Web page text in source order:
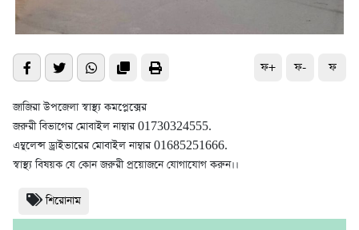
ফ+ ফ- ফ
জাজিরা উপজেলা স্বাস্থ্য কমপ্লেক্সের
জরুরী বিভাগের মোবাইল নাম্বার 01730324555.
এম্বুলেন্স ড্রাইভারের মোবাইল নাম্বার 01685251666.
স্বাস্থ্য বিষয়ক যে কোন জরুরী প্রয়োজনে যোগাযোগ করুন।।
শিরোনাম